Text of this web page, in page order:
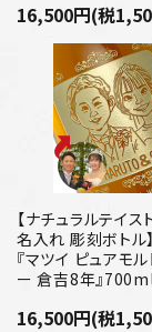
16,500円(税
【ナチュラルテイス
名入れ 彫刻ボトル
『マツイ ピュアモ
ー 倉吉8年』
16,500円(税